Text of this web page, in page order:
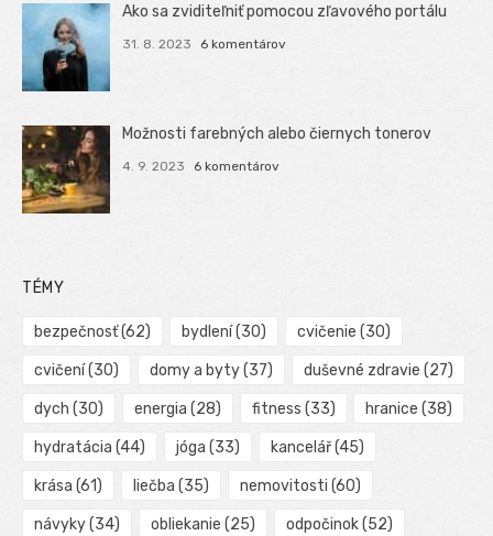
Ako sa zviditeľniť pomocou zľavového portálu
31. 8. 2023 6 komentárov
Možnosti farebných alebo čiernych tonerov
4. 9. 2023 6 komentárov
TÉMY
bezpečnosť(62) bydlení(30) cvičenie (30)
cvičení(30) domy a byty(37) duševné zdravie (27)
dych (30) energia (28) fitness (33) hranice (38)
hydratácia (44) jóga (33) kancelář(45)
krása (61) liečba (35) nemovitosti (60)
návyky(34) obliekanie (25) odpočinok(52)